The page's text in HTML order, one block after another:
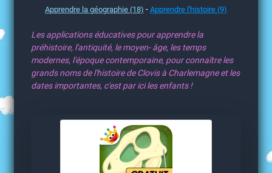
Apprendre la géographie (18) - Apprendre l'histoire (9)
Les applications éducatives pour apprendre la
préhistoire, l'antiquité, le moyen- âge, les temps
modernes, l'époque contemporaine, pour connaître les
grands noms de l'histoire de Clovis à Charlemagne et les
dates importantes, c'est par ici les enfants !